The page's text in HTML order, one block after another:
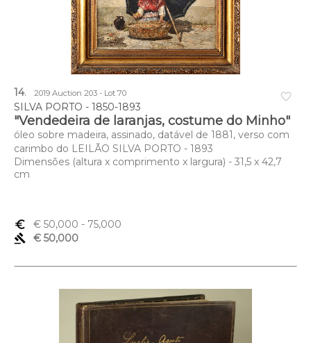
favorite_border
14. 2019 Auction 203 - Lot 70
SILVA PORTO - 1850-1893
"Vendedeira de laranjas, costume do Minho"
óleo sobre madeira, assinado, datável de 1881, verso com
carimbo do LEILÃO SILVA PORTO - 1893
Dimensões (altura x comprimento x largura) - 31,5 x 42,7
cm
euro_symbol € 50,000 - 75,000
gavel
€ 50,000